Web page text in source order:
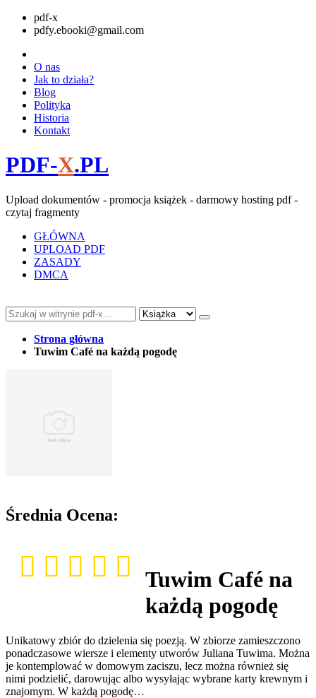
pdf-x
pdfy.ebooki@gmail.com
O nas
Jak to działa?
Blog
Polityka
Historia
Kontakt
PDF-X.PL
Upload dokumentów - promocja książek - darmowy hosting pdf -
czytaj fragmenty
GŁÓWNA
UPLOAD PDF
ZASADY
DMCA
Strona główna
Tuwim Café na każdą pogodę
Średnia Ocena:
Tuwim Café na
każdą pogodę
Unikatowy zbiór do dzielenia się poezją. W zbiorze zamieszczono
ponadczasowe wiersze i elementy utworów Juliana Tuwima. Można
je kontemplować w domowym zaciszu, lecz można również się
nimi podzielić, darowując albo wysyłając wybrane karty krewnym i
znajomym. W każdą pogodę…